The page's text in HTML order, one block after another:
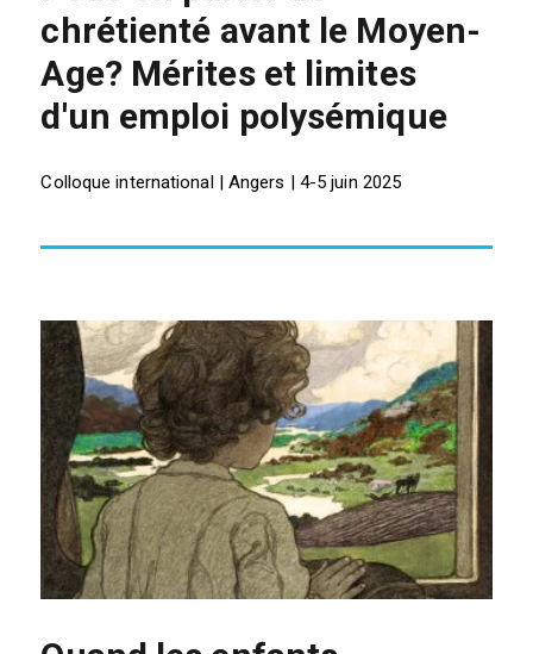
chrétienté avant le Moyen-
Age? Mérites et limites
d'un emploi polysémique
Colloque international | Angers | 4-5 juin 2025